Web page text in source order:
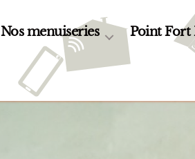
Nos menuiseries Point Fort